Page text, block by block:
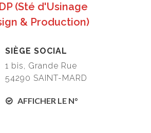
(Sté d'Usinage
& Production)
SIÈGE SOCIAL
1 bis, Grande Rue
54290 SAINT-MARD
AFFICHER LE N°